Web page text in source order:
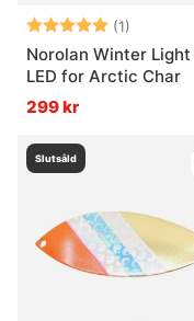
Betyg: (1)
5.0
Norolan Winter Light
LED for Arctic Char
299 kr
Slutsåld